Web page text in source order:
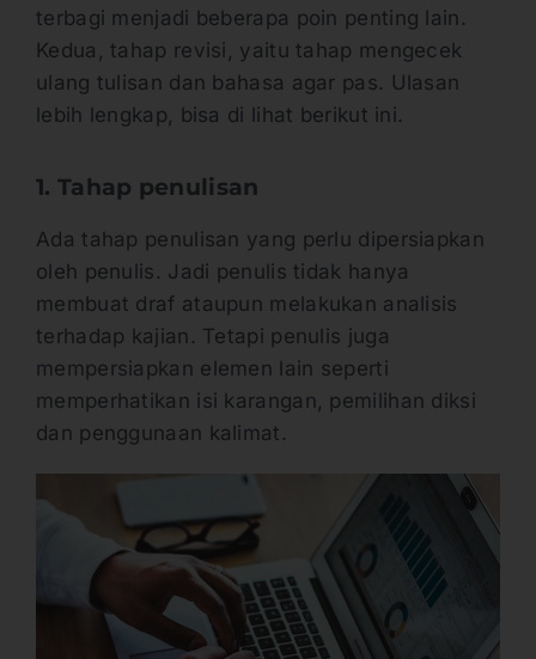
terbagi menjadi beberapa poin penting lain.
Kedua, tahap revisi, yaitu tahap mengecek
ulang tulisan dan bahasa agar pas. Ulasan
lebih lengkap, bisa di lihat berikut ini.
1. Tahap penulisan
Ada tahap penulisan yang perlu dipersiapkan
oleh penulis. Jadi penulis tidak hanya
membuat draf ataupun melakukan analisis
terhadap kajian. Tetapi penulis juga
mempersiapkan elemen lain seperti
memperhatikan isi karangan, pemilihan diksi
dan penggunaan kalimat.